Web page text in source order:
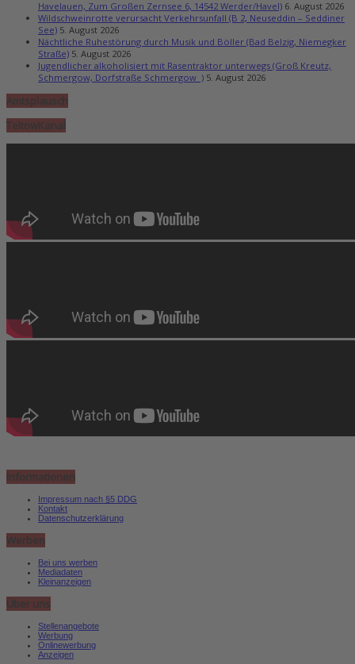
Havelauen, Zum Großen Zernsee 6, 14542 Werder/Havel) 6. August 2026
Wildschweinrotte verursacht Verkehrsunfall (B 2, Neuseddin – Seddiner
See) 5. August 2026
Nächtliche Ruhestörung durch Musik und Böller (Bad Belzig, Niemegker
Straße) 5. August 2026
Jugendlicher alkoholisiert mit Rasentraktor unterwegs (Groß Kreutz,
Schmergow, Dorfstraße Schmergow ) 5. August 2026
Amtsplausch
TeltowKanal
Informationen
Impressum nach §5 DDG
Kontakt
Datenschutzerklärung
Werben
Bei uns werben
Mediadaten
Kleinanzeigen
Über uns
Stellenangebote
Werbung
Onlinewerbung
Anzeigen